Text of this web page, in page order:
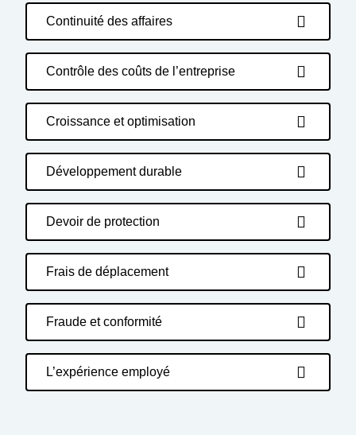
Continuité des affaires
Contrôle des coûts de l’entreprise
Croissance et optimisation
Développement durable
Devoir de protection
Frais de déplacement
Fraude et conformité
L’expérience employé